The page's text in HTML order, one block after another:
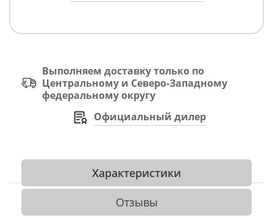
Выполняем доставку только по
Центральному и Северо-Западному
федеральному округу
Официальный дилер
Характеристики
Отзывы